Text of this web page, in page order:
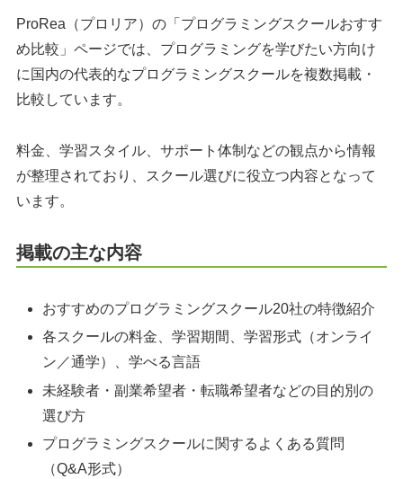
ProRea（プロリア）の「プログラミングスクールおすす
め比較」ページでは、プログラミングを学びたい方向け
に国内の代表的なプログラミングスクールを複数掲載・
比較しています。
料金、学習スタイル、サポート体制などの観点から情報
が整理されており、スクール選びに役立つ内容となって
います。
掲載の主な内容
おすすめのプログラミングスクール20社の特徴紹介
各スクールの料金、学習期間、学習形式（オンライ
ン／通学）、学べる言語
未経験者・副業希望者・転職希望者などの目的別の
選び方
プログラミングスクールに関するよくある質問
（Q&A形式）